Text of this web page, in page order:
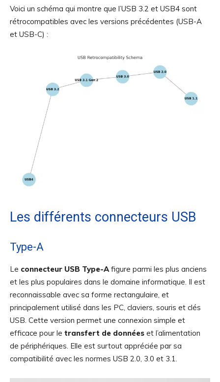
Voici un schéma qui montre que l’USB 3.2 et USB4 sont
rétrocompatibles avec les versions précédentes (USB-A
et USB-C) :
Les différents connecteurs USB
Type-A
Le connecteur USB Type-Afigure parmi les plus anciens
et les plus populaires dans le domaine informatique. Il est
reconnaissable avec sa forme rectangulaire, et
principalement utilisé dans les PC, claviers, souris et clés
USB. Cette version permet une connexion simple et
efficace pour le transfert de données et l’alimentation
de périphériques. Elle est surtout appréciée par sa
compatibilité avec les normes USB 2.0, 3.0 et 3.1.